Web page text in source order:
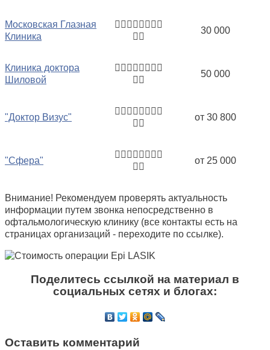
Московская Глазная
Клиника
30 000
Клиника доктора
Шиловой
50 000
"Доктор Визус" от 30 800
"Сфера" от 25 000
Внимание! Рекомендуем проверять актуальность
информации путем звонка непосредственно в
офтальмологическую клинику (все контакты есть на
страницах организаций - переходите по ссылке).
Поделитесь ссылкой на материал в
социальных сетях и блогах:
Оставить комментарий